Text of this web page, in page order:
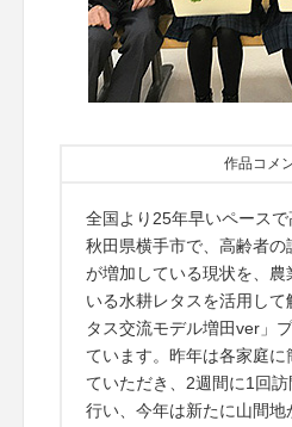
作品コメ
全国より25年早いペース
秋田県横手市で、高齢者の
が増加している現状を、
いる水耕レタスを活用し
タス交流モデル増田ver」
ています。昨年は各家庭
ていただき、2週間に1回
行い、今年は新たに山間地